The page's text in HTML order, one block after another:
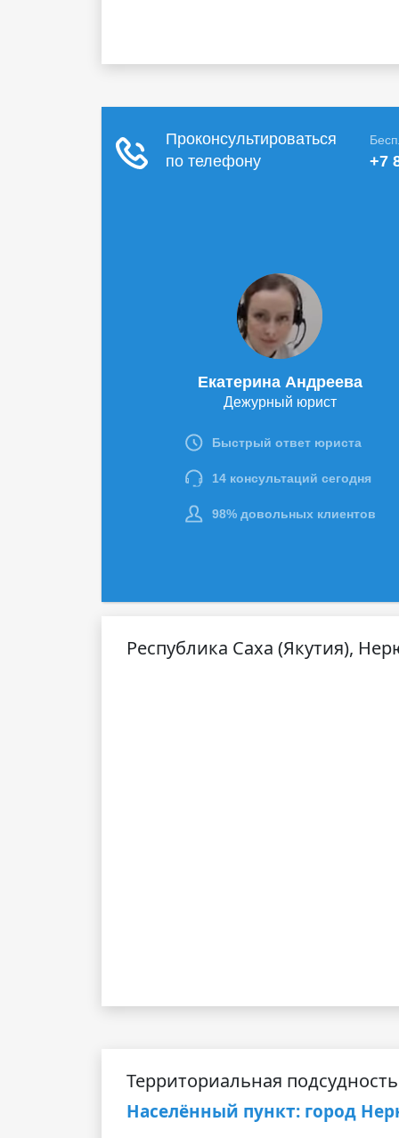
Республика Саха (Якутия),
Территориальная подсудность
Населённый пункт: город